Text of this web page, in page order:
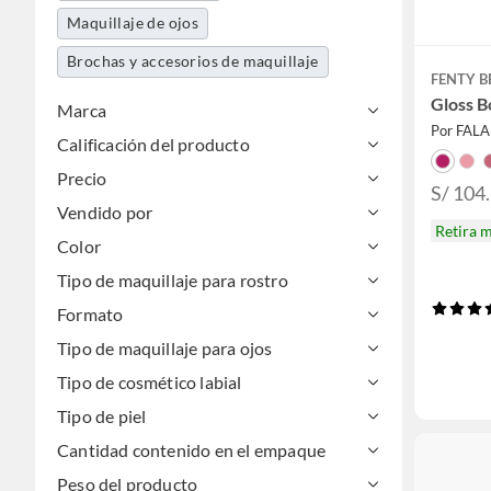
Maquillaje de ojos
Brochas y accesorios de maquillaje
Marca
Calificación del producto
Precio
Vendido por
Color
Tipo de maquillaje para rostro
Formato
Tipo de maquillaje para ojos
Tipo de cosmético labial
Tipo de piel
Cantidad contenido en el empaque
Peso del producto
FENTY
Gloss
Por
S/
Retira